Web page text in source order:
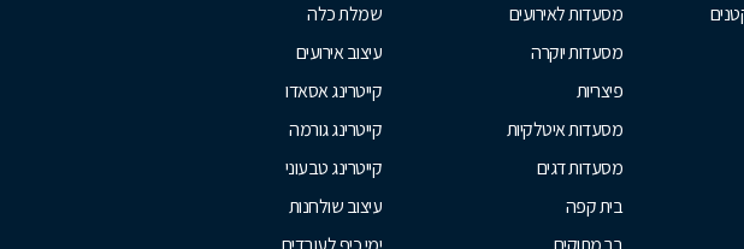
מסעדות לאירועים
מסעדות יוקרה
פיצריות
מסעדות איטלקיות
מסעדות דגים
בית קפה
שמלת כלה
עיצוב אירועים
קייטרינג אסאדו
קייטרינג גורמה
קייטרינג טבעוני
עיצוב שולחנות